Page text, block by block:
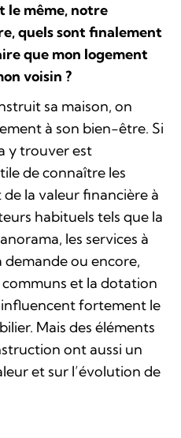
le même, notre
quels sont finalement
que mon logement
voisin ?
sa maison, on
à son bien-être. Si
y trouver est
de connaître les
la valeur financière à
habituels tels que la
les services à
demande ou encore,
communs et la dotation
fortement le
Mais des éléments
ont aussi un
et sur l’évolution de